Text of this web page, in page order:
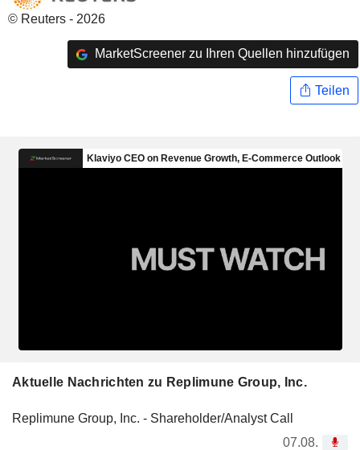
© Reuters - 2026
MarketScreener zu Ihren Quellen hinzufügen
Teilen
Aktuelle Nachrichten zu Replimune Group, Inc.
Replimune Group, Inc. - Shareholder/Analyst Call
07.08.